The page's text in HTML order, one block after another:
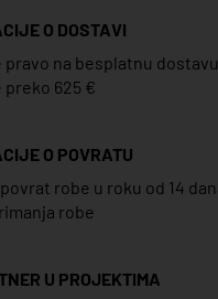
O DOSTAVI
pravo na besplatnu
625 €
O POVRATU
robe u roku od 14
robe
U PROJEKTIMA